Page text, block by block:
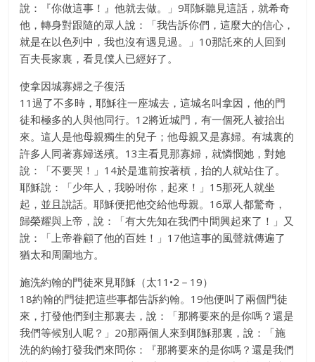
說：『你做這事！』他就去做。」9耶穌聽見這話，就希奇
他，轉身對跟隨的眾人說：「我告訴你們，這麼大的信心，
就是在以色列中，我也沒有遇見過。」10那託來的人回到
百夫長家裏，看見僕人已經好了。
使拿因城寡婦之子復活
11過了不多時，耶穌往一座城去，這城名叫拿因，他的門
徒和極多的人與他同行。12將近城門，有一個死人被抬出
來。這人是他母親獨生的兒子；他母親又是寡婦。有城裏的
許多人同著寡婦送殯。13主看見那寡婦，就憐憫她，對她
說：「不要哭！」14於是進前按著槓，抬的人就站住了。
耶穌說：「少年人，我吩咐你，起來！」15那死人就坐
起，並且說話。耶穌便把他交給他母親。16眾人都驚奇，
歸榮耀與上帝，說：「有大先知在我們中間興起來了！」又
說：「上帝眷顧了他的百姓！」17他這事的風聲就傳遍了
猶太和周圍地方。
施洗約翰的門徒來見耶穌（太11•2－19）
18約翰的門徒把這些事都告訴約翰。19他便叫了兩個門徒
來，打發他們到主那裏去，說：「那將要來的是你嗎？還是
我們等候別人呢？」20那兩個人來到耶穌那裏，說：「施
洗的約翰打發我們來問你：『那將要來的是你嗎？還是我們